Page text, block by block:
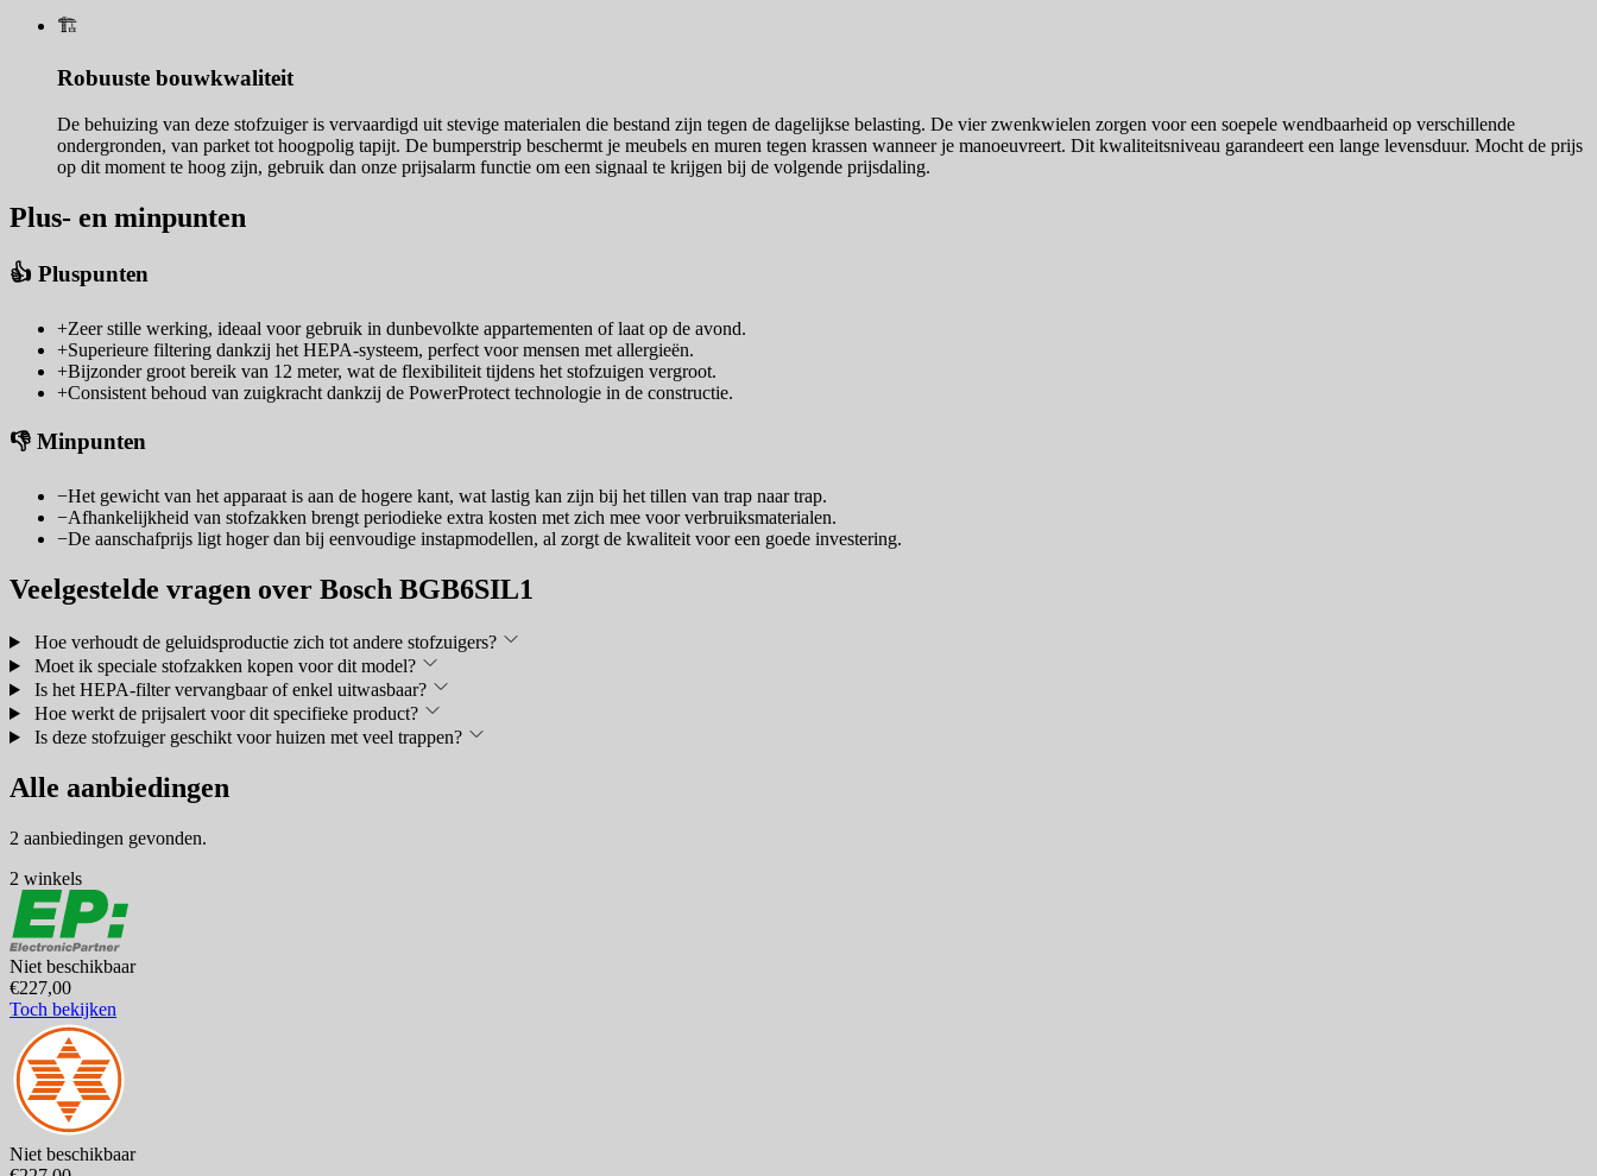
🏗️
Robuuste bouwkwaliteit
De behuizing van deze stofzuiger is vervaardigd uit stevige materialen die bestand zijn tegen de dagelijkse belasting. De vier zwenkwielen zorgen voor een soepele wendbaarheid op verschillende
ondergronden, van parket tot hoogpolig tapijt. De bumperstrip beschermt je meubels en muren tegen krassen wanneer je manoeuvreert. Dit kwaliteitsniveau garandeert een lange levensduur. Mocht de prijs
op dit moment te hoog zijn, gebruik dan onze prijsalarm functie om een signaal te krijgen bij de volgende prijsdaling.
Plus- en minpunten
👍 Pluspunten
+Zeer stille werking, ideaal voor gebruik in dunbevolkte appartementen of laat op de avond.
+Superieure filtering dankzij het HEPA-systeem, perfect voor mensen met allergieën.
+Bijzonder groot bereik van 12 meter, wat de flexibiliteit tijdens het stofzuigen vergroot.
+Consistent behoud van zuigkracht dankzij de PowerProtect technologie in de constructie.
👎 Minpunten
−Het gewicht van het apparaat is aan de hogere kant, wat lastig kan zijn bij het tillen van trap naar trap.
−Afhankelijkheid van stofzakken brengt periodieke extra kosten met zich mee voor verbruiksmaterialen.
−De aanschafprijs ligt hoger dan bij eenvoudige instapmodellen, al zorgt de kwaliteit voor een goede investering.
Veelgestelde vragen over Bosch BGB6SIL1
Hoe verhoudt de geluidsproductie zich tot andere stofzuigers?
Moet ik speciale stofzakken kopen voor dit model?
Is het HEPA-filter vervangbaar of enkel uitwasbaar?
Hoe werkt de prijsalert voor dit specifieke product?
Is deze stofzuiger geschikt voor huizen met veel trappen?
Alle aanbiedingen
2 aanbiedingen gevonden.
2 winkels
Niet beschikbaar
€227,00
Toch bekijken
Niet beschikbaar